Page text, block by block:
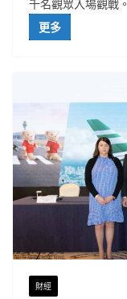
千名觀眾入場觀戰。
更多
財經